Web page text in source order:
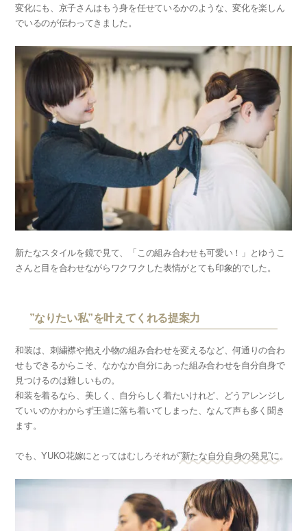
変化にも、京子さんはもう身を任せているかのような、変化を楽しん
でいるのが伝わってきました。
新たなスタイルを鏡で見て、「この組み合わせも可愛い！」とゆうこ
さんと目を合わせながらワクワクした表情がとても印象的でした。
”なりたい私”を叶えてくれる提案力
和装は、刺繍襟や抱え小物の組み合わせを変えるなど、何通りの合わ
せもできるからこそ、なかなか自分にあった組み合わせを自分自身で
見つけるのは難しいもの。
和装を着るなら、美しく、自分らしく着たいけれど、どうアレンジし
ていいのかわからず王道に落ち着いてしまった、なんて声も多く聞き
ます。
でも、YUKO花嫁にとってはむしろそれが”新たな自分自身の発見”に 。